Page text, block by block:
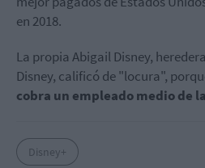
en 2018.
La propia Abigail Disney,
Disney, calificó de "locura",
cobra un empleado medio de
Disney+